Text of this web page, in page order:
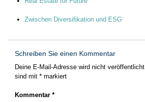
Zwischen Diversifikation und ESG
Schreiben Sie einen Kommentar
Deine E-Mail-Adresse wird nicht veröffentlicht.
sind mit * markiert
Kommentar *